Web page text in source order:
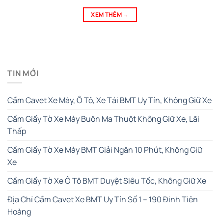
XEM THÊM →
TIN MỚI
Cầm Cavet Xe Máy, Ô Tô, Xe Tải BMT Uy Tín, Không Giữ Xe
Cầm Giấy Tờ Xe Máy Buôn Ma Thuột Không Giữ Xe, Lãi
Thấp
Cầm Giấy Tờ Xe Máy BMT Giải Ngân 10 Phút, Không Giữ
Xe
Cầm Giấy Tờ Xe Ô Tô BMT Duyệt Siêu Tốc, Không Giữ Xe
Địa Chỉ Cầm Cavet Xe BMT Uy Tín Số 1 – 190 Đinh Tiên
Hoàng